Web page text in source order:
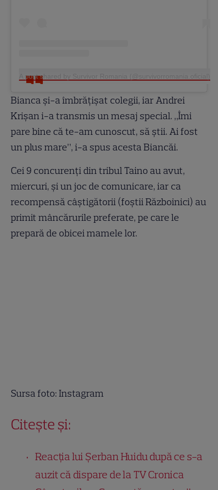
A post shared by Survivor Romania (@survivorromania.oficial)
Bianca și-a îmbrățișat colegii, iar Andrei
Krișan i-a transmis un mesaj special. „Îmi
pare bine că te-am cunoscut, să știi. Ai fost
un plus mare”, i-a spus acesta Biancăi.
Cei 9 concurenți din tribul Taino au avut,
miercuri, și un joc de comunicare, iar ca
recompensă câștigătorii (foștii Războinici) au
primit mâncărurile preferate, pe care le
prepară de obicei mamele lor.
Sursa foto: Instagram
Citește și:
Reacția lui Șerban Huidu după ce s-a
auzit că dispare de la TV Cronica